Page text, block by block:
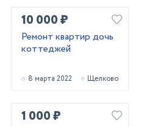
10 000 ₽
Ремонт квартир дочь
коттеджей
8 марта 2022 Щелково
1 000 ₽